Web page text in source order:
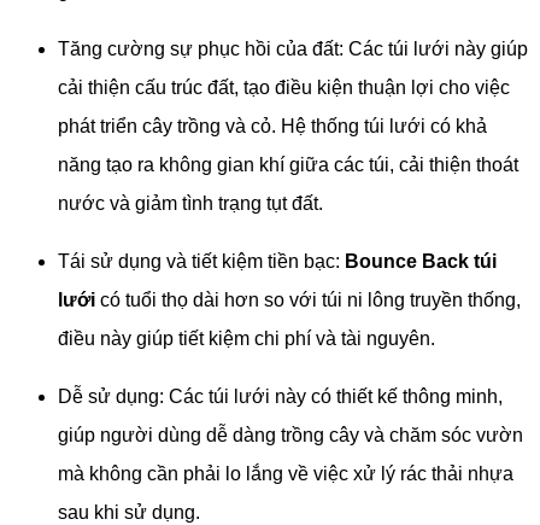
Tăng cường sự phục hồi của đất: Các túi lưới này giúp
cải thiện cấu trúc đất, tạo điều kiện thuận lợi cho việc
phát triển cây trồng và cỏ. Hệ thống túi lưới có khả
năng tạo ra không gian khí giữa các túi, cải thiện thoát
nước và giảm tình trạng tụt đất.
Tái sử dụng và tiết kiệm tiền bạc: Bounce Back túi
lưới có tuổi thọ dài hơn so với túi ni lông truyền thống,
điều này giúp tiết kiệm chi phí và tài nguyên.
Dễ sử dụng: Các túi lưới này có thiết kế thông minh,
giúp người dùng dễ dàng trồng cây và chăm sóc vườn
mà không cần phải lo lắng về việc xử lý rác thải nhựa
sau khi sử dụng.